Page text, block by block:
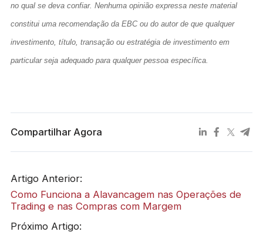
no qual se deva confiar. Nenhuma opinião expressa neste material
constitui uma recomendação da EBC ou do autor de que qualquer
investimento, título, transação ou estratégia de investimento em
particular seja adequado para qualquer pessoa específica.
Compartilhar Agora
Artigo Anterior:
Como Funciona a Alavancagem nas Operações de
Trading e nas Compras com Margem
Próximo Artigo: